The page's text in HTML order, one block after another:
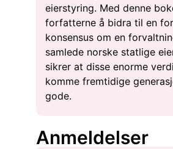
eierstyring. Med denne
forfatterne å bidra til en
konsensus om en
samlede norske statlige
sikrer at disse enorme
komme fremtidige
gode.
Anmeldelser